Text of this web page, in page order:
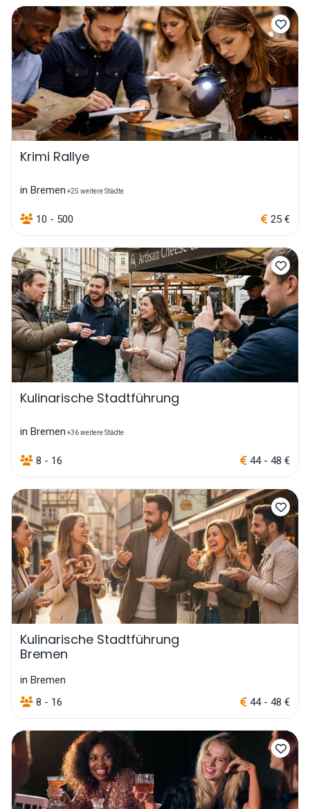
Krimi Rallye
in Bremen +25 weitere Städte
10 - 500 25 €
Kulinarische Stadtführung
in Bremen +36 weitere Städte
8 - 16 44 - 48 €
Kulinarische Stadtführung
Bremen
in Bremen
8 - 16
44 - 48 €